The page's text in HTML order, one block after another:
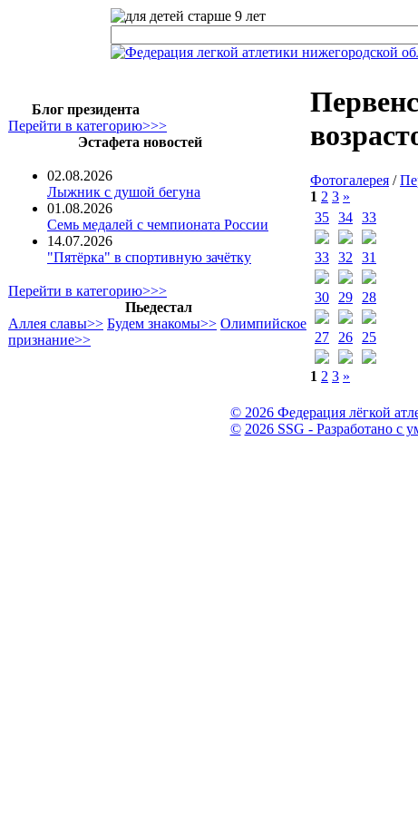
Блог президента
Перейти в категорию>>>
Эстафета новостей
02.08.2026
Лыжник с душой бегуна
01.08.2026
Семь медалей с чемпионата России
14.07.2026
"Пятёрка" в спортивную зачётку
Перейти в категорию>>>
Пьедестал
Аллея славы>> Будем знакомы>> Олимпийское
признание>>
Фотогалерея /
1 2 3 »
35
33
30
27
34
32
29
26
33
31
28
25
1 2 3 »
© 2026 Федерация лёгкой
© 2026 SSG - Разработано с